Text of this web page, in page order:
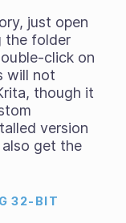
, just open
the folder
click on
will not
though it
version
get the
32-BIT